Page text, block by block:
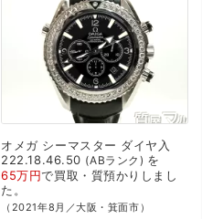
オメガ シーマスター ダイヤ入
222.18.46.50
ABランク
を
65万円で買取・質預かり しまし
た。
（2021年8月／大阪・箕面市）